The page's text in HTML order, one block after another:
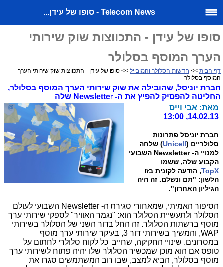
Telecom News - סופו של עידן...
סופו של עידן - התכווצות שוק שירותי
הערך המוסף בסלולר
דף הבית >> חדשות הסלולר והמובייל >> סופו של עידן - התכווצות שוק שירותי הערך
המוסף בסלולר
חברת יוניסל, שהובילה את שוק שירותי הערך המוסף בסלולר,
החליטה להפסיק להפיץ את ה- Newsletter שלה
מאת: אבי וייס
14.02.13, 13:00
חברת יוניסל פתרונות
סלולריים (Unicell) שלחה
למנויי ה- Newsletter השבועי
הקבוע שלה, ששמו
TopX, הודעה לקונית בזו
הלשון: "תם ונשלם. זה היה
הגיליון האחרון".
הסיפור האמיתי, שמאחורי סגירת ה- Newsletter השבועי לעולם
הסלולר ולתעשיית הסלולר הוא: "נגמר האוויר" לספקי שירותי ערך
מוסף ברשתות הסלולר. זה החל בדור השני של הסלולר בשירותי
WAP, והמשיך בשירותי דור 3, בעיקר שירותי ערך מוסף
במסרונים. שינויי החקיקה, שחייבו כל לקוח סלולרי לחתום על
טופס אם הוא מוכן שמכשיר הסלולר שלו יהיה פתוח לשירותי ערך
מוסף בסלולר, הביא למצב, שבו רוב המשתמשים סגרו את